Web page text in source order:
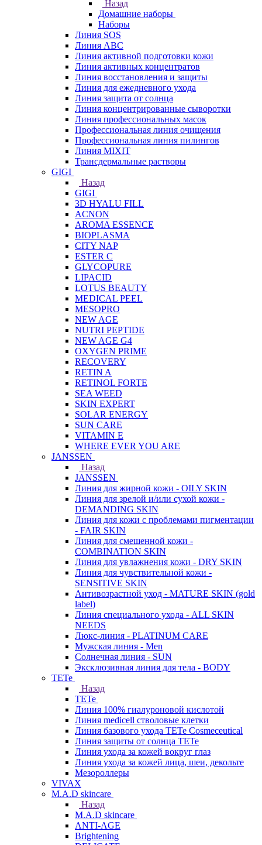
Назад
Домашние наборы
Наборы
Линия SOS
Линия АВС
Линия активной подготовки кожи
Линия активных концентратов
Линия восстановления и защиты
Линия для ежедневного ухода
Линия защита от солнца
Линия концентрированные сыворотки
Линия профессиональных масок
Профессиональная линия очищения
Профессиональная линия пилингов
Линия MIXIT
Трансдермальные растворы
GIGI
Назад
GIGI
3D HYALU FILL
ACNON
AROMA ESSENCE
BIOPLASMA
CITY NAP
ESTER C
GLYCOPURE
LIPACID
LOTUS BEAUTY
MEDICAL PEEL
MESOPRO
NEW AGE
NUTRI PEPTIDE
NEW AGE G4
OXYGEN PRIME
RECOVERY
RETIN A
RETINOL FORTE
SEA WEED
SKIN EXPERT
SOLAR ENERGY
SUN CARE
VITAMIN E
WHERE EVER YOU ARE
JANSSEN
Назад
JANSSEN
Линия для жирной кожи - OILY SKIN
Линия для зрелой и/или сухой кожи -
DEMANDING SKIN
Линия для кожи с проблемами пигментации
- FAIR SKIN
Линия для смешенной кожи -
COMBINATION SKIN
Линия для увлажнения кожи - DRY SKIN
Линия для чувствительной кожи -
SENSITIVE SKIN
Антивозрастной уход - MATURE SKIN (gold
label)
Линия специального ухода - ALL SKIN
NEEDS
Люкс-линия - PLATINUM CARE
Мужская линия - Men
Солнечная линия - SUN
Эксклюзивная линия для тела - BODY
TETe
Назад
TETe
Линия 100% гиалуроновой кислотой
Линия medicell стволовые клетки
Линия базового ухода TETe Cosmeceutical
Линия защиты от солнца TETe
Линия ухода за кожей вокруг глаз
Линия ухода за кожей лица, шеи, декольте
Мезороллеры
VIVAX
M.A.D skincare
Назад
M.A.D skincare
ANTI-AGE
Brightening